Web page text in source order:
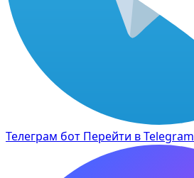
Телеграм бот Перейти в Telegram